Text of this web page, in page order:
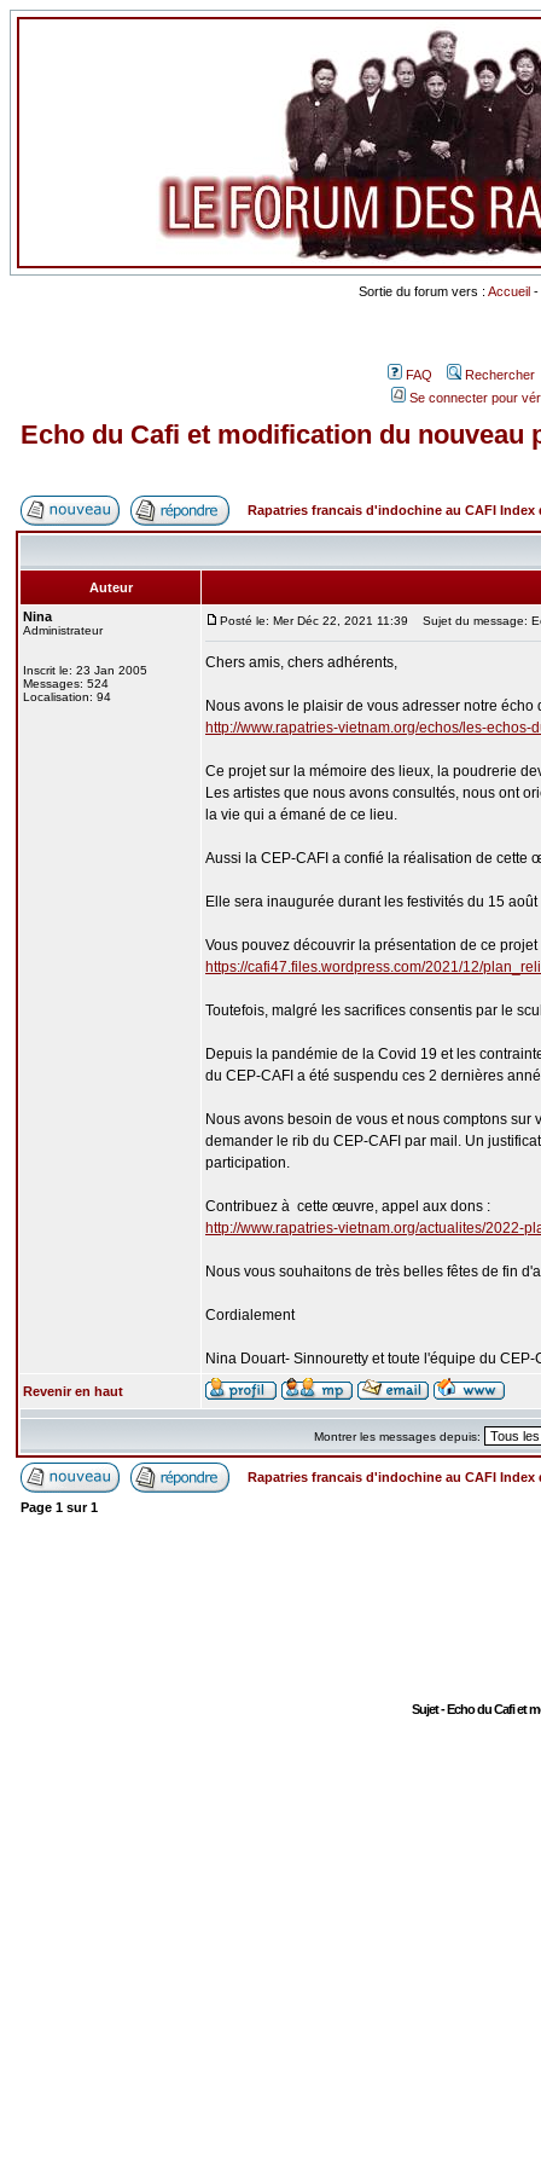
Sortie du forum vers : Accueil -
FAQ
Rechercher
Se connecter pour
Echo du Cafi et modification du nouveau
Rapatries francais d'indochine au CAFI Index
Auteur
Nina
Administrateur
Inscrit le: 23 Jan 2005
Messages: 524
Localisation: 94
Posté le: Mer Déc 22, 2021 11:39 Sujet du message:
Chers amis, chers adhérents,
Nous avons le plaisir de vous adresser notre
http://www.rapatries-vietnam.org/echos/les-echos-
Ce projet sur la mémoire des lieux, la poudrerie
Les artistes que nous avons consultés, nous ont
la vie qui a émané de ce lieu.
Aussi la CEP-CAFI a confié la réalisation de
Elle sera inaugurée durant les festivités du 15
Vous pouvez découvrir la présentation de ce
https://cafi47.files.wordpress.com/2021/12/
Toutefois, malgré les sacrifices consentis par le
Depuis la pandémie de la Covid 19 et les
du CEP-CAFI a été suspendu ces 2 dernières
Nous avons besoin de vous et nous comptons
demander le rib du CEP-CAFI par mail. Un
participation.
Contribuez à cette œuvre, appel aux dons :
http://www.rapatries-vietnam.org/actualites/2022-
Nous vous souhaitons de très belles fêtes de fin
Cordialement
Nina Douart- Sinnouretty et toute l'équipe du CEP-
Revenir en haut
Montrer les messages depuis:
Rapatries francais d'indochine au CAFI Index
Page 1 sur1
Sujet - Echo du Cafi et